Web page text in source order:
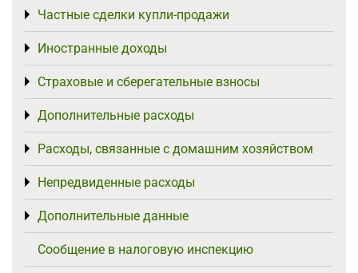
Частные сделки купли-продажи
Toggle menu
Иностранные доходы
Toggle menu
Страховые и сберегательные взносы
Toggle menu
Дополнительные расходы
Toggle menu
Расходы, связанные с домашним хозяйством
Toggle menu
Непредвиденные расходы
Toggle menu
Дополнительные данные
Toggle menu
Сообщение в налоговую инспекцию